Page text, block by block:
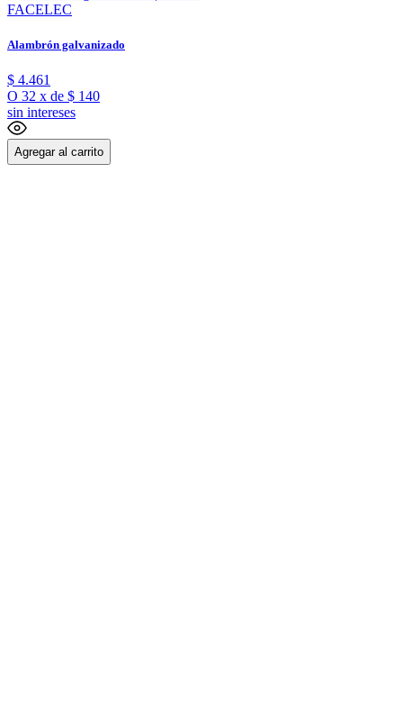
FACELEC
Alambrón galvanizado
$ 4.461
O 32 x de $ 140
sin intereses
Agregar al carrito